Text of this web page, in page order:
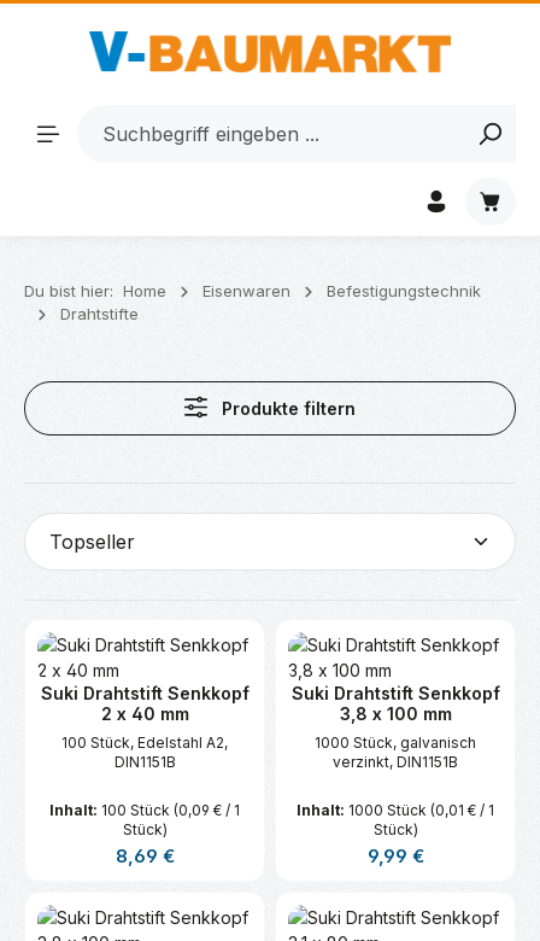
Zum Hauptinhalt springen
Du bist hier: Home Eisenwaren
Befestigungstechnik
Drahtstifte
Produkte filtern
Suki Drahtstift Senkkopf
2 x 40 mm
100 Stück, Edelstahl A2,
DIN1151B
Inhalt: 100 Stück (0,09 € / 1
Stück)
Regulärer Preis:
8,69 €
Suki Drahtstift Senkkopf
3,8 x 100 mm
1000 Stück, galvanisch
verzinkt, DIN1151B
Inhalt: 1000 Stück (0,01 € / 1
Stück)
Regulärer Preis:
9,99 €